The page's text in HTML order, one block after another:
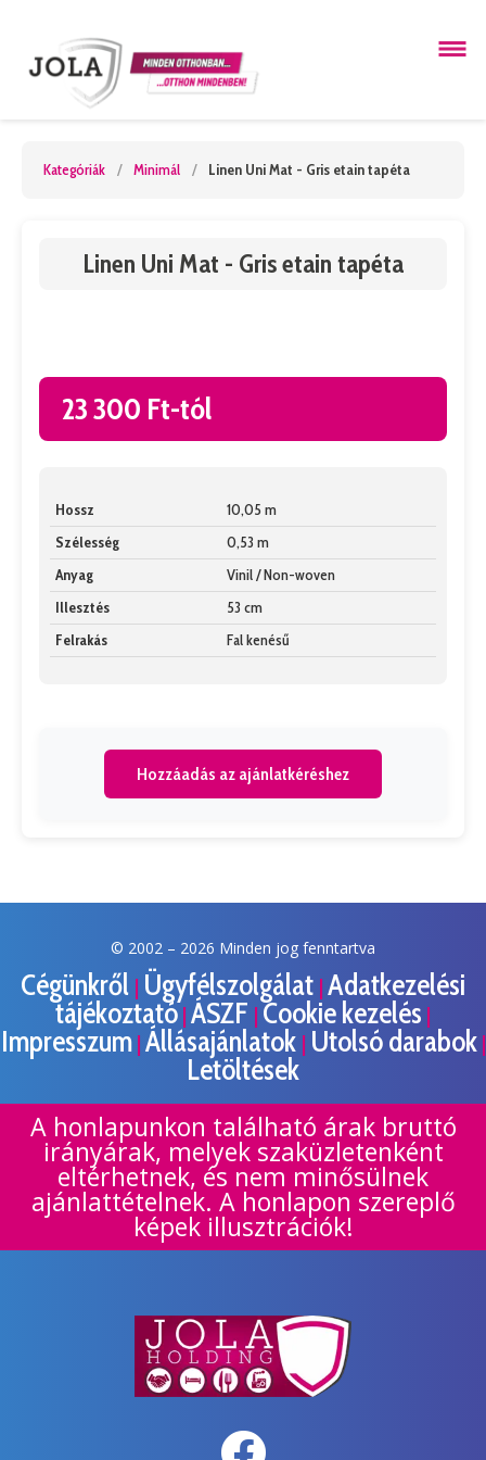
Kategóriák / Minimál / Linen Uni Mat - Gris etain tapéta
Linen Uni Mat - Gris etain tapéta
23 300 Ft-tól
Hossz
10,05 m
Szélesség
0,53 m
Anyag
Vinil / Non-woven
Illesztés
53 cm
Felrakás
Fal kenésű
Hozzáadás az ajánlatkéréshez
© 2002 – 2026 Minden jog fenntartva
Cégünkről | Ügyfélszolgálat | Adatkezelési
tájékoztató | ÁSZF | Cookie kezelés |
Impresszum| Állásajánlatok | Utolsó darabok|
Letöltések
A honlapunkon található árak bruttó
irányárak, melyek szaküzletenként
eltérhetnek, és nem minősülnek
ajánlattételnek. A honlapon szereplő
képek illusztrációk!